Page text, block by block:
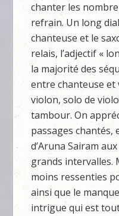
chanter les
refrain. Un long
chanteuse et le
relais, l’adjectif «
la majorité des
entre chanteuse et
violon, solo de
tambour. On
passages chantés,
d’Aruna Sairam
grands intervalles.
moins ressenties
ainsi que le
intrigue qui est